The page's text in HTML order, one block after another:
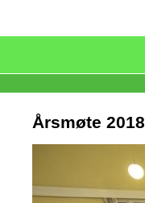
Årsmøte 2018